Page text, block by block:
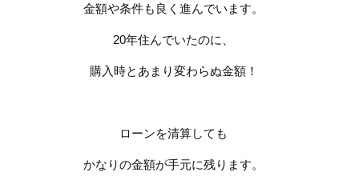
金額や条件も良く進んでいます。
20年住んでいたのに、
購入時とあまり変わらぬ金額！
ローンを清算しても
かなりの金額が手元に残ります。